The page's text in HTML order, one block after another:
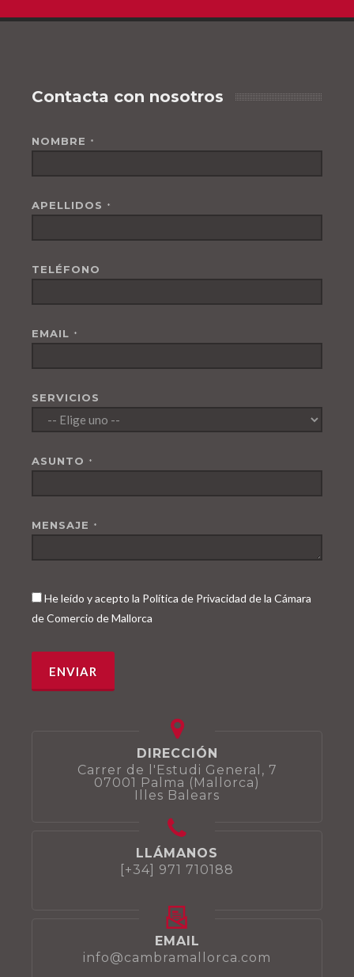
Contacta con nosotros
NOMBRE *
APELLIDOS *
TELÉFONO
EMAIL *
SERVICIOS
ASUNTO *
MENSAJE *
He leído y acepto la Política de Privacidad de la Cámara
de Comercio de Mallorca
DIRECCIÓN
Carrer de l'Estudi General, 7
07001 Palma (Mallorca)
Illes Balears
LLÁMANOS
[+34] 971 710188
EMAIL
info@cambramallorca.com